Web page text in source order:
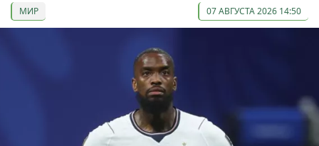
МИР 07 АВГУСТА 2026 14:50